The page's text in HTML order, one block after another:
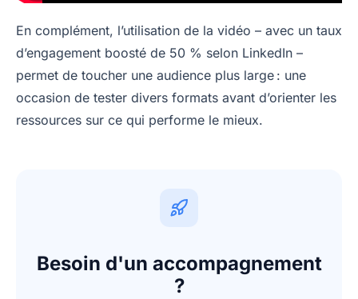
En complément, l’utilisation de la vidéo – avec un taux
d’engagement boosté de 50 % selon LinkedIn –
permet de toucher une audience plus large : une
occasion de tester divers formats avant d’orienter les
ressources sur ce qui performe le mieux.
Besoin d'un accompagnement
?